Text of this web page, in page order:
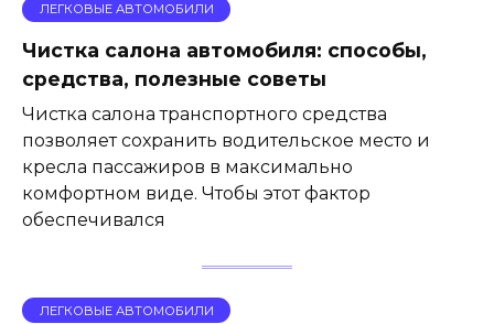
ЛЕГКОВЫЕ АВТОМОБИЛИ
Чистка салона автомобиля: способы,
средства, полезные советы
Чистка салона транспортного средства
позволяет сохранить водительское место и
кресла пассажиров в максимально
комфортном виде. Чтобы этот фактор
обеспечивался
ЛЕГКОВЫЕ АВТОМОБИЛИ